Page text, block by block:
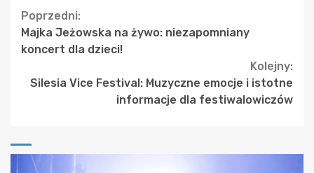
Continue
Reading
Poprzedni:
Majka Jeżowska na żywo: niezapomniany
koncert dla dzieci!
Kolejny:
Silesia Vice Festival: Muzyczne emocje i istotne
informacje dla festiwalowiczów